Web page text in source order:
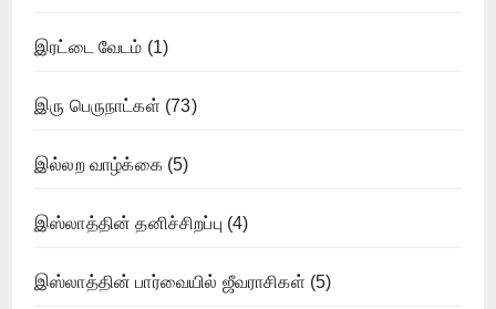
இரட்டை வேடம் (1)
இரு பெருநாட்கள் (73)
இல்லற வாழ்க்கை(5)
இஸ்லாத்தின் தனிச்சிறப்பு (4)
இஸ்லாத்தின் பார்வையில் ஜீவராசிகள் (5)